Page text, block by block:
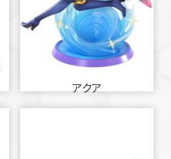
アクア